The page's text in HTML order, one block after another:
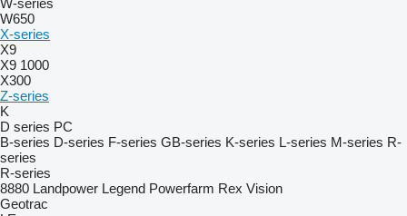
W-series
W650
X-series
X9
X9 1000
X300
Z-series
K
D series PC
B-series D-series F-series GB-series K-series L-series M-series R-
series
R-series
8880 Landpower Legend Powerfarm Rex Vision
Geotrac